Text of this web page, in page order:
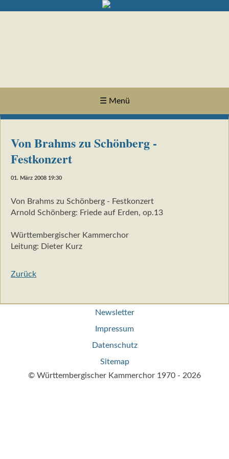
☰ Menü
Von Brahms zu Schönberg -
Festkonzert
01. März 2008 19:30
Von Brahms zu Schönberg - Festkonzert
Arnold Schönberg: Friede auf Erden, op.13
Württembergischer Kammerchor
Leitung: Dieter Kurz
Zurück
Newsletter
Impressum
Datenschutz
Sitemap
© Württembergischer Kammerchor 1970 - 2026